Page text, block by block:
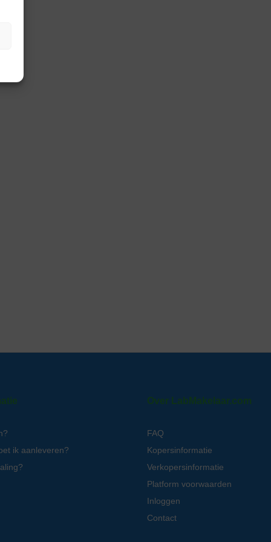
ik aanleveren?
Over LabMakelaar.com
FAQ
Kopersinformatie
Verkopersinformatie
Platform voorwaarden
Inloggen
Contact